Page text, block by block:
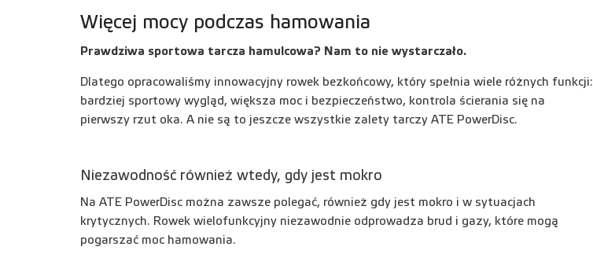
Więcej mocy podczas hamowania
Prawdziwa sportowa tarcza hamulcowa? Nam to nie wystarczało.
Dlatego opracowaliśmy innowacyjny rowek bezkońcowy, który spełnia wiele różnych funkcji:
bardziej sportowy wygląd, większa moc i bezpieczeństwo, kontrola ścierania się na
pierwszy rzut oka. A nie są to jeszcze wszystkie zalety tarczy ATE PowerDisc.
Niezawodność również wtedy, gdy jest mokro
Na ATE PowerDisc można zawsze polegać, również gdy jest mokro i w sytuacjach
krytycznych. Rowek wielofunkcyjny niezawodnie odprowadza brud i gazy, które mogą
pogarszać moc hamowania.